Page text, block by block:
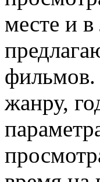
месте и
фильмов.
жанру,